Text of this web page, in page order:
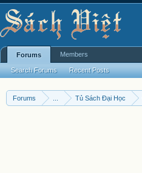
Forums Tủ Sách Đại Học
Forums
Search Forums Recent Posts
Members